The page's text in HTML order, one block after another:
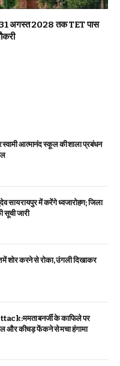
31 अगस्त 2028 तक TET पास
आत्मानंद स्कूल की शाला प्रबंधन
साय रायपुर में करेंगे ध्वजारोहण; जिला
सूची जारी
में शोर करने से रोका, उंगली दिखाकर
बनर्जी के काफिले पर
और कीचड़ फेंकने से मचा हंगामा